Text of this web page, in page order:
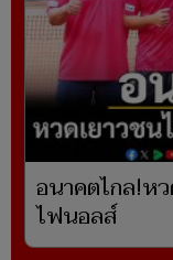
อนาคตไกล!ห
ไฟนอลส์